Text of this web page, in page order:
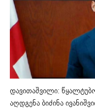
დავითაშვილი:
აღდგენა ბიძინა